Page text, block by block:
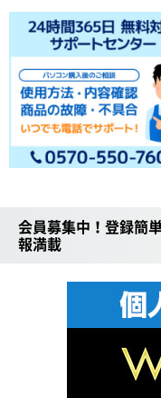
会員募集中！登録簡
報満載